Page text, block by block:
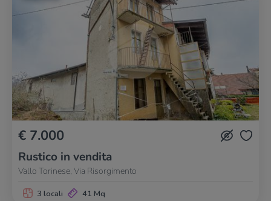
€ 7.000
Rustico in vendita
Vallo Torinese, Via Risorgimento
3 locali 41 Mq